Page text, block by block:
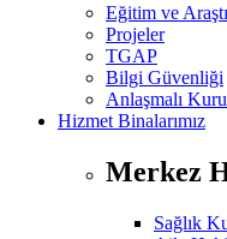
Eğitim ve
Projeler
TGAP
Bilgi Güvenliği
Anlaşmalı
Hizmet Binalarımız
Merkez
Sağlık